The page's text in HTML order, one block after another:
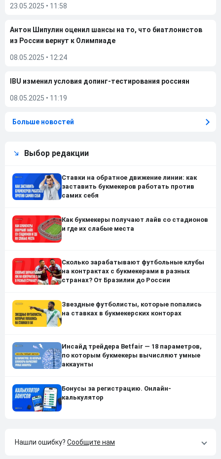
23.05.2025 • 11:58
Антон Шипулин оценил шансы на то, что биатлонистов
из России вернут к Олимпиаде
08.05.2025 • 12:24
IBU изменил условия допинг-тестирования россиян
08.05.2025 • 11:19
Больше новостей
Выбор редакции
Ставки на обратное движение линии: как
заставить букмекеров работать против
самих себя
Как букмекеры получают лайв со стадионов
и где их слабые места
Сколько зарабатывают футбольные клубы
на контрактах с букмекерами в разных
странах? От Бразилии до России
Звездные футболисты, которые попались
на ставках в букмекерских конторах
Инсайд трейдера Betfair — 18 параметров,
по которым букмекеры вычисляют умные
аккаунты
Бонусы за регистрацию. Онлайн-
калькулятор
Нашли ошибку? Сообщите нам